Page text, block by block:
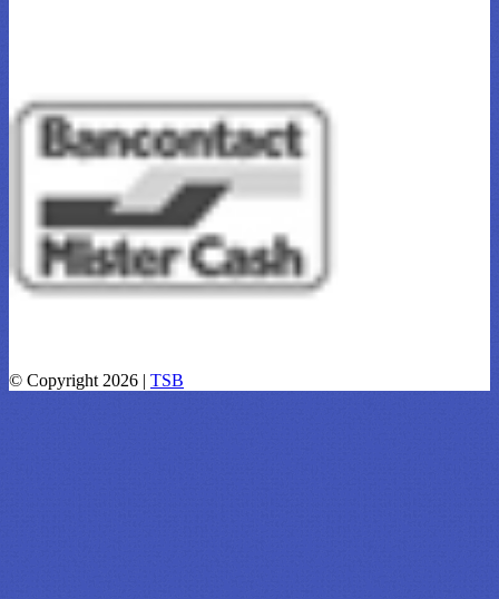
© Copyright 2026 | TSB